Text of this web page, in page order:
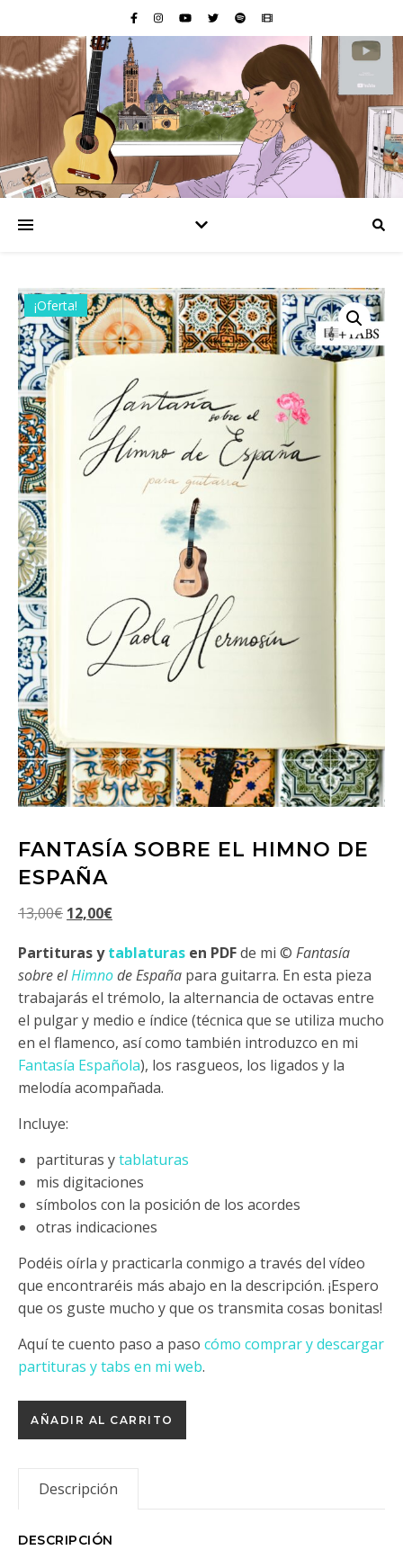
¡Oferta!
FANTASÍA SOBRE EL HIMNO DE
ESPAÑA
13,00€ El precio original era: 13,00€.
12,00€El precio actual es: 12,00€.
Partituras ytablaturas en PDFde mi © Fantasía
sobre elHimnode España para guitarra. En esta pieza
trabajarás el trémolo, la alternancia de octavas entre
el pulgar y medio e índice (técnica que se utiliza mucho
en el flamenco, así como también introduzco en mi
Fantasía Española), los rasgueos, los ligados y la
melodía acompañada.
Incluye:
partituras ytablaturas
mis digitaciones
símbolos con la posición de los acordes
otras indicaciones
Podéis oírla y practicarla conmigo a través del vídeo
que encontraréis más abajo en la descripción. ¡Espero
que os guste mucho y que os transmita cosas bonitas!
Aquí te cuento paso a paso cómo comprar y descargar
partituras y tabs en mi web.
Fantasía sobre el Himno de España cantidad
AÑADIR AL CARRITO
Descripción
DESCRIPCIÓN